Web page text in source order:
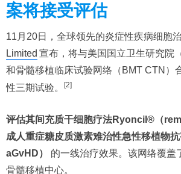
案将接受评估
11月20日，全球领先的炎症性疾病细胞
Limited 宣布，将与美国国立卫生研究院
和骨髓移植临床试验网络（BMT CTN）
性三期试验。
[2]
评估其间充质干细胞疗法Ryoncil®（
成人重症糖皮质激素难治性急性移植物
aGvHD）
的一线治疗效果。该网络覆盖
骨髓移植中心。